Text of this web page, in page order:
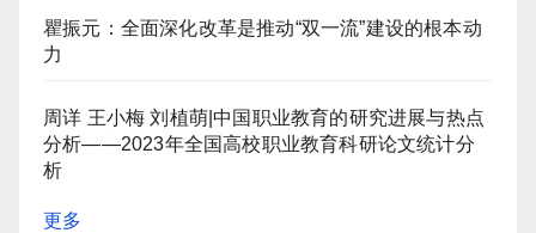
瞿振元：全面深化改革是推动“双一流”建设的根本动
力
周详 王小梅 刘植萌|中国职业教育的研究进展与热点
分析——2023年全国高校职业教育科研论文统计分
析
更多